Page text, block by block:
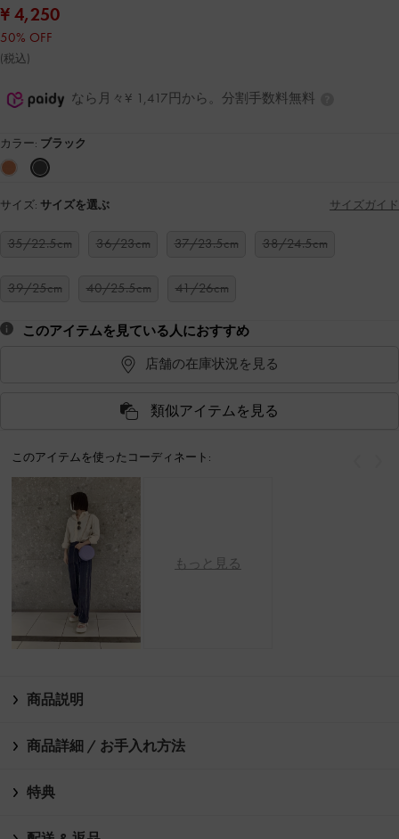
¥ 4,250
50% OFF
(税込)
なら月々¥ 1,417円から。分割手数料無料
カラー: ブラック
サイズ: サイズを選ぶ サイズガイド
35/22.5cm 36/23cm 37/23.5cm 38/24.5cm
39/25cm 40/25.5cm 41/26cm
このアイテムを見ている人におすすめ
店舗の在庫状況を見る
類似アイテムを見る
このアイテムを使ったコーディネート:
もっと見る
商品説明
商品詳細 / お手入れ方法
特典